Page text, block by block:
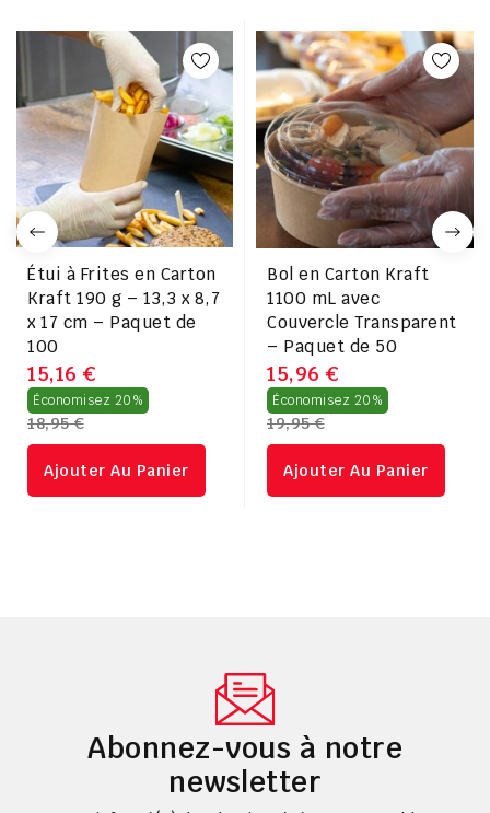
Étui à Frites en Carton
Kraft 190 g – 13,3 x 8,7
x 17 cm – Paquet de
100
15,16 €
Économisez 20% Prix
régulier
18,95 €
Ajouter Au Panier
Bol en Carton Kraft
1100 mL avec
Couvercle Transparent
– Paquet de 50
15,96 €
Économisez 20% Prix
régulier
19,95 €
Ajouter Au Panier
Abonnez-vous à notre
newsletter